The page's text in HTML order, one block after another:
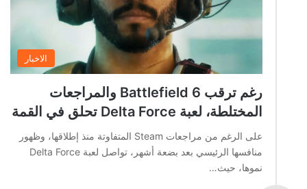
الاخبار
رغم ترقب Battlefield 6 والمراجعات
المختلطة، لعبة Delta Force تحلق في القمة
على الرغم من مراجعات Steam المتفاوتة منذ إطلاقها، وظهور
منافسها الرئيسي بعد بضعة أشهر، تواصل لعبة Delta Force
نموها، حيث…